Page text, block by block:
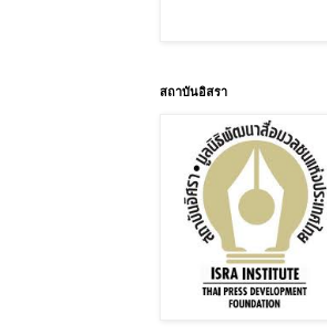
สถาบันอิสรา